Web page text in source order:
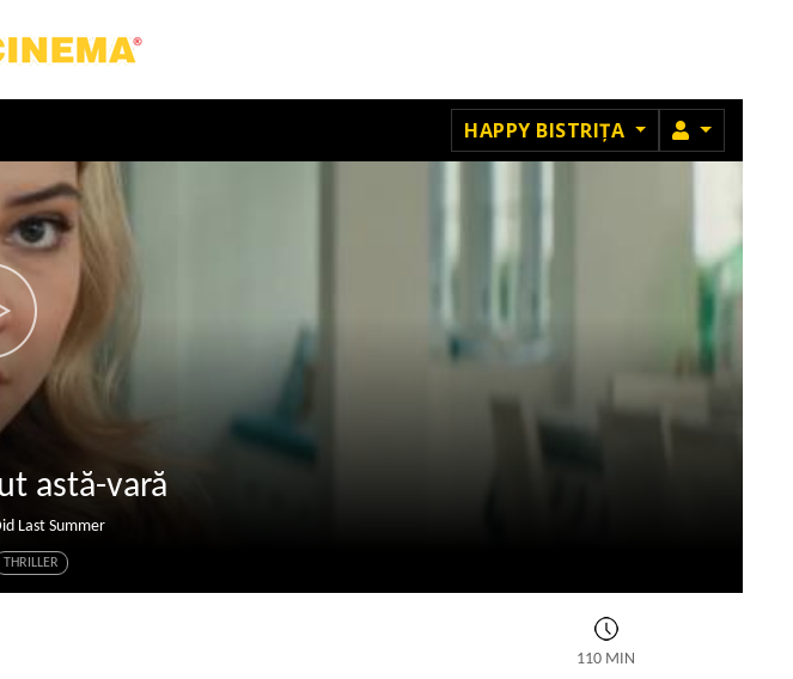
HAPPY BISTRIȚA MEMBRU
astă-vară
Last Summer
THRILLER
110 MIN